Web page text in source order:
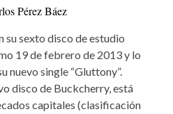
Pérez Báez
sexto disco de estudio
19 de febrero de 2013 y lo
nuevo single “Gluttony”.
disco de Buckcherry, está
capitales (clasificación